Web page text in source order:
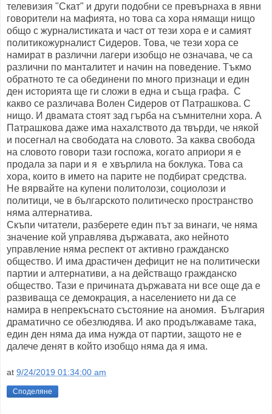
телевизия "Скат" и други подобни се превърнаха в явни
говорители на мафията, но това са хора нямащи нищо
общо с журналистиката и част от тези хора е и самият
политикожурналист Сидеров. Това, че тези хора се
намират в различни лагери изобщо не означава, че са
различни по манталитет и начин на поведение. Тъкмо
обратното те са обединени по много признаци и един
ден историята ще ги сложи в една и съща графа. С
какво се различава Волен Сидеров от Патрашкова. С
нищо. И двамата стоят зад гърба на съмнителни хора. А
Патрашкова даже има нахалството да твърди, че някой
и посегнал на свободата на словото. За каква свобода
на словото говори тази госпожа, когато априори я е
продала за пари и я е хвърлила на боклука. Това са
хора, които в името на парите не подбират средства.
Не вярвайте на купени политолози, социолози и
политици, че в българското политическо пространство
няма алтернатива.
Скъпи читатели, разберете един път за винаги, че няма
значение кой управлява държавата, ако нейното
управление няма респект от активно гражданско
общество. И има драстичен дефицит не на политически
партии и алтернативи, а на действащо гражданско
общество. Тази е причината държавата ни все още да е
развиваща се демокрация, а населението ни да се
намира в непрекъснато състояние на аномия. България
драматично се обезлюдява. И ако продължаваме така,
един ден няма да има нужда от партии, защото не е
далече денят в който изобщо няма да я има.
at 9/24/2019 01:34:00 am
Споделяне